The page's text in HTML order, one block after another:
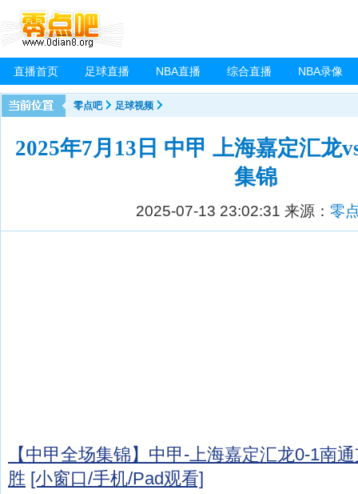
直播首页 足球直播 NBA直播 综合直播 NBA录像
零点吧 足球视频
2025年7月13日 中甲 上海嘉定汇龙
集锦
2025-07-13 23:02:31 来源： 零
【中甲全场集锦】中甲-上海嘉定汇龙0-1南
胜 [小窗口/手机/Pad观看]